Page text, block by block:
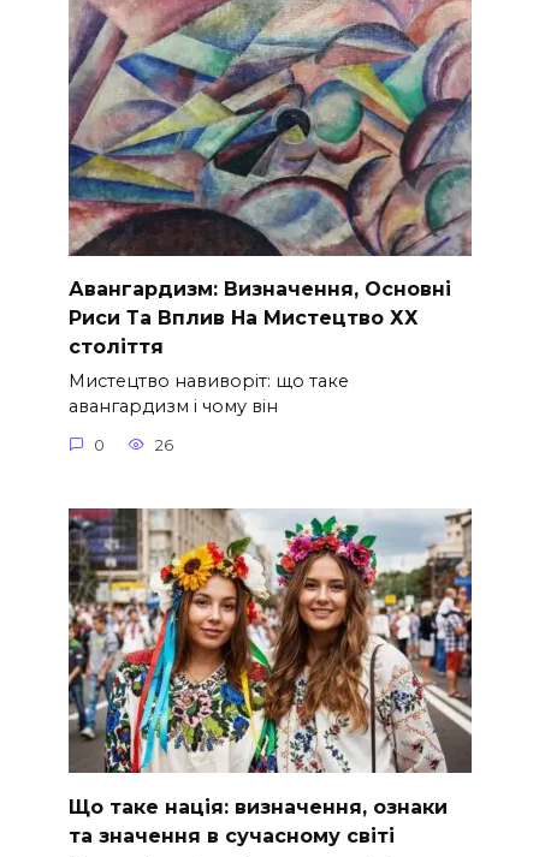
Авангардизм: Визначення, Основні
Риси Та Вплив На Мистецтво ХХ
століття
Мистецтво навиворіт: що таке
авангардизм і чому він
0 26
Що таке нація: визначення, ознаки
та значення в сучасному світі